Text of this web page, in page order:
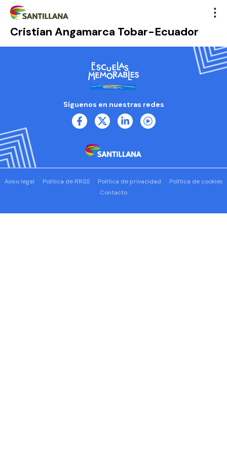
Cristian Angamarca Tobar-Ecuador
Síguenos en nuestras redes
Aviso legal Política de RRSS Política de privacidad
Política de cookies
Contacto